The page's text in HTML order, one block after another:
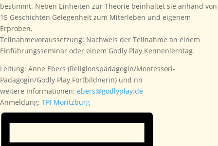
bestimmt. Neben Einheiten zur Theorie beinhaltet sie anhand von
15 Geschichten Gelegenheit zum Miterleben und eigenem
Erproben.
Teilnahmevoraussetzung: Nachweis der Teilnahme an einem
Einführungsseminar oder einem Godly Play Kennenlerntag.
Leitung: Anne Ebers (Religionspädagogin/Montessori-
Pädagogin/Godly Play Fortbildnerin) und nn
weitere Informationen: ebers@godlyplay.de
Anmeldung: TPI Moritzburg